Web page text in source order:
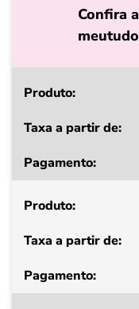
Confira
Produto
a
de
Pagamento